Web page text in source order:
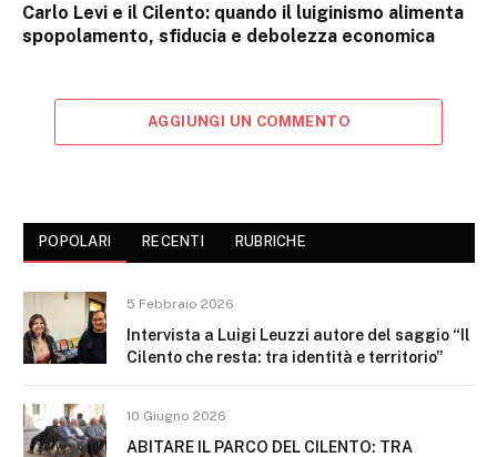
Carlo Levi e il Cilento: quando il luiginismo alimenta
spopolamento, sfiducia e debolezza economica
AGGIUNGI UN COMMENTO
POPOLARI RECENTI RUBRICHE
5 Febbraio 2026
Intervista a Luigi Leuzzi autore del saggio “Il
Cilento che resta: tra identità e territorio”
10 Giugno 2026
ABITARE IL PARCO DEL CILENTO: TRA